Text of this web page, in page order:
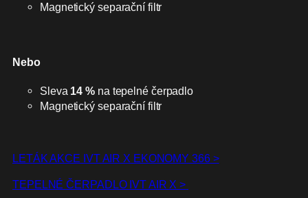
Magnetický separační filtr
Nebo
Sleva 14 % na tepelné čerpadlo
Magnetický separační filtr
LETÁK AKCE IVT AIR X EKONOMY 366 >
TEPELNÉ ČERPADLO IVT AIR X >